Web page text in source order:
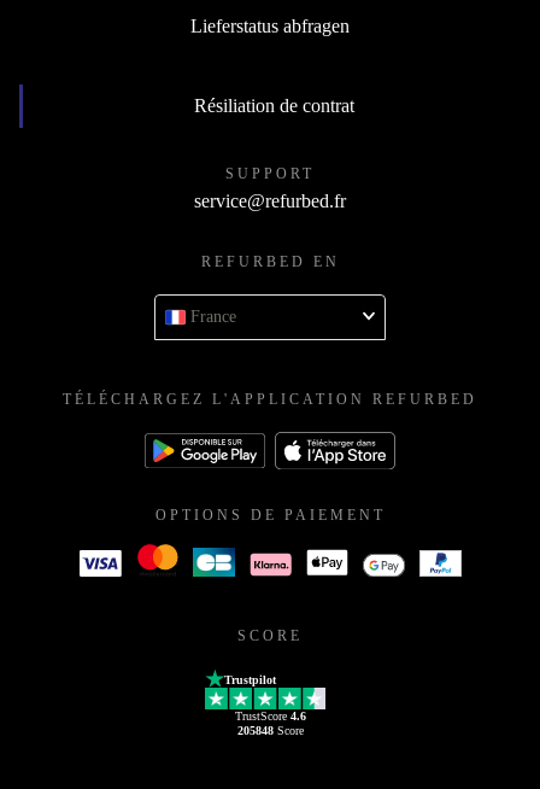
Lieferstatus abfragen
Résiliation de contrat
SUPPORT
service@refurbed.fr
REFURBED EN
France
TÉLÉCHARGEZ L'APPLICATION REFURBED
OPTIONS DE PAIEMENT
SCORE
Trustpilot
TrustScore 4.6
205848Score